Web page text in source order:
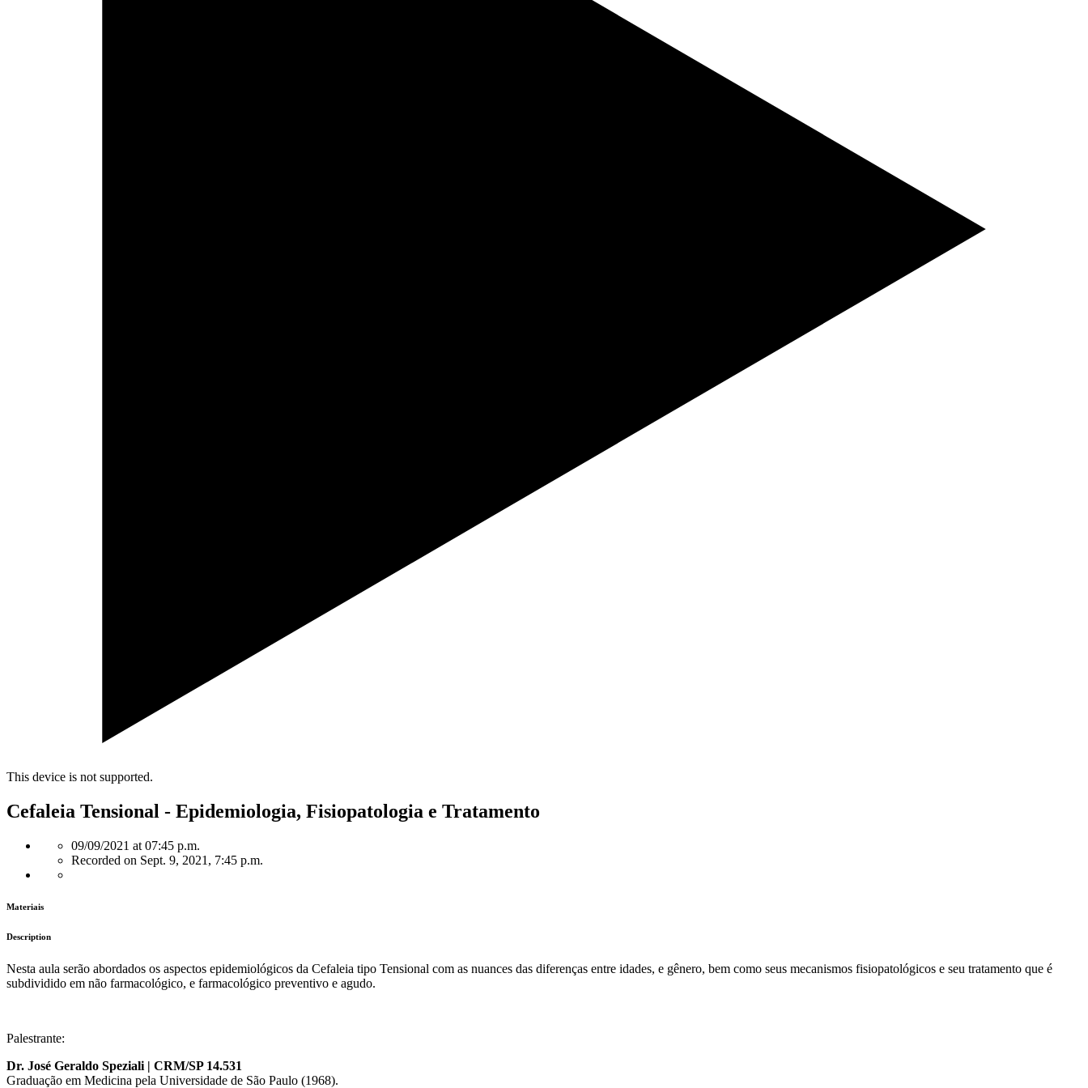
This device is not supported.
Cefaleia Tensional - Epidemiologia, Fisiopatologia e Tratamento
09/09/2021 at 07:45 p.m.
Recorded on Sept. 9, 2021, 7:45 p.m.
Materiais
Description
Nesta aula serão abordados os aspectos epidemiológicos da Cefaleia tipo Tensional com as nuances das diferenças entre idades, e gênero, bem como seus mecanismos fisiopatológicos e seu tratamento que é
subdividido em não farmacológico, e farmacológico preventivo e agudo.
Palestrante:
Dr. José Geraldo Speziali | CRM/SP 14.531
Graduação em Medicina pela Universidade de São Paulo (1968).